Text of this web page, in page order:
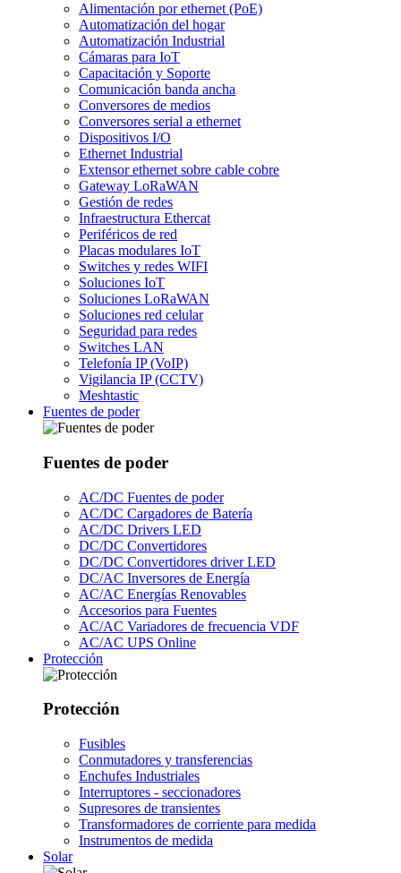
Alimentación por ethernet (PoE)
Automatización del hogar
Automatización Industrial
Cámaras para IoT
Capacitación y Soporte
Comunicación banda ancha
Conversores de medios
Conversores serial a ethernet
Dispositivos I/O
Ethernet Industrial
Extensor ethernet sobre cable cobre
Gateway LoRaWAN
Gestión de redes
Infraestructura Ethercat
Periféricos de red
Placas modulares IoT
Switches y redes WIFI
Soluciones IoT
Soluciones LoRaWAN
Soluciones red celular
Seguridad para redes
Switches LAN
Telefonía IP (VoIP)
Vigilancia IP (CCTV)
Meshtastic
Fuentes de poder
Fuentes de poder
AC/DC Fuentes de poder
AC/DC Cargadores de Batería
AC/DC Drivers LED
DC/DC Convertidores
DC/DC Convertidores driver LED
DC/AC Inversores de Energía
AC/AC Energías Renovables
Accesorios para Fuentes
AC/AC Variadores de frecuencia VDF
AC/AC UPS Online
Protección
Protección
Fusibles
Conmutadores y transferencias
Enchufes Industriales
Interruptores - seccionadores
Supresores de transientes
Transformadores de corriente para medida
Instrumentos de medida
Solar